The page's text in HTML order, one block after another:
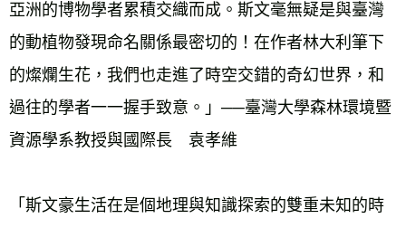
亞洲的博物學者累積交織而成。斯文毫無疑是與臺灣
的動植物發現命名關係最密切的！在作者林大利筆下
的燦爛生花，我們也走進了時空交錯的奇幻世界，和
過往的學者一一握手致意。」──臺灣大學森林環境暨
資源學系教授與國際長　袁孝維
「斯文豪生活在是個地理與知識探索的雙重未知的時